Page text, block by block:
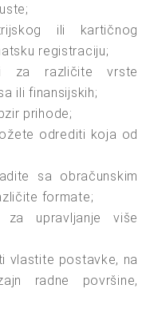
ili kartičnog
registraciju;
za različite vrste
ili finansijskih;
prihode;
odrediti koja od
sa obračunskim
formate;
upravljanje više
vlastite postavke, na
radne površine,